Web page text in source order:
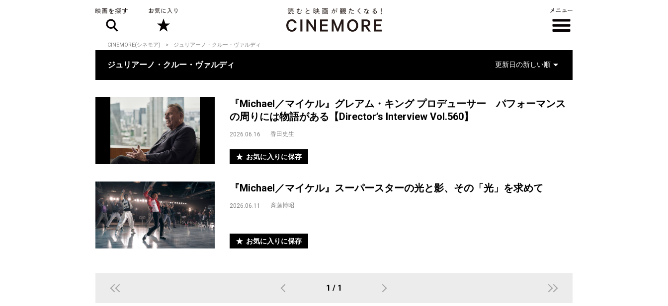
CINEMORE(シネモア) ジュリアーノ・クルー・ヴァルディ
ジュリアーノ・クルー・ヴァルディ
『Michael／マイケル』グレアム・キング プロデューサー パフォーマンス
の周りには物語がある【Director’s Interview Vol.560】
2026.06.16 香田史生
お気に入りに保存
『Michael／マイケル』スーパースターの光と影、その「光」を求めて
2026.06.11 斉藤博昭
お気に入りに保存
1 / 1